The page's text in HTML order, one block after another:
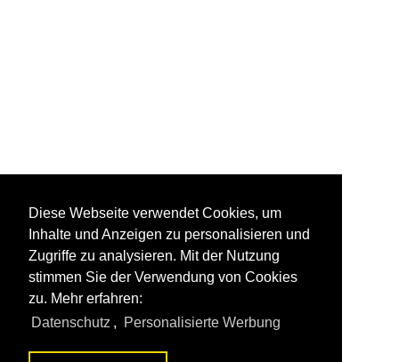
Diese Webseite verwendet Cookies, um
Inhalte und Anzeigen zu personalisieren und
Zugriffe zu analysieren. Mit der Nutzung
stimmen Sie der Verwendung von Cookies
zu. Mehr erfahren:
Datenschutz , Personalisierte Werbung